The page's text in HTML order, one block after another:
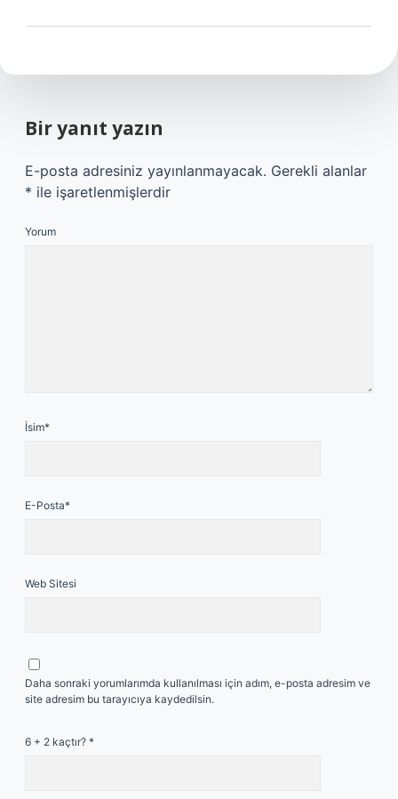
Bir yanıt yazın
E-posta adresiniz yayınlanmayacak. Gerekli alanlar
* ile işaretlenmişlerdir
Yorum
İsim*
E-Posta*
Web Sitesi
Daha sonraki yorumlarımda kullanılması için adım, e-posta adresim ve
site adresim bu tarayıcıya kaydedilsin.
6 + 2 kaçtır? *